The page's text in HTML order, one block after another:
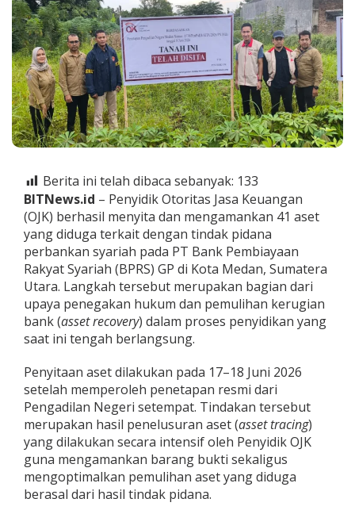
e
t
T
e
r
a
i
t
D
u
a
a
n
T
i
n
d
a
k
P
i
d
a
P
e
r
b
a
n
k
a
Berita ini telah dibaca sebanyak: 133
BITNews.id – Penyidik Otoritas Jasa Keuangan
(OJK) berhasil menyita dan mengamankan 41 aset
yang diduga terkait dengan tindak pidana
perbankan syariah pada PT Bank Pembiayaan
Rakyat Syariah (BPRS) GP di Kota Medan, Sumatera
Utara. Langkah tersebut merupakan bagian dari
upaya penegakan hukum dan pemulihan kerugian
bank (asset recovery) dalam proses penyidikan yang
saat ini tengah berlangsung.
Penyitaan aset dilakukan pada 17–18 Juni 2026
setelah memperoleh penetapan resmi dari
Pengadilan Negeri setempat. Tindakan tersebut
merupakan hasil penelusuran aset (asset tracing)
yang dilakukan secara intensif oleh Penyidik OJK
guna mengamankan barang bukti sekaligus
mengoptimalkan pemulihan aset yang diduga
berasal dari hasil tindak pidana.